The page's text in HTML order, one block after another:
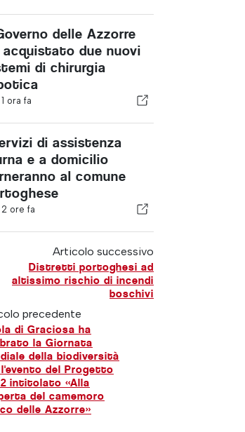
delle Azzorre
acquistato due nuovi
di chirurgia
1 ora fa
di assistenza
e a domicilio
al comune
2 ore fa
Articolo successivo
Distretti portoghesi ad
altissimo rischio di incendi
boschivi
precedente
di Graciosa ha
la Giornata
della biodiversità
del Progetto
intitolato «Alla
del camemoro
delle Azzorre»